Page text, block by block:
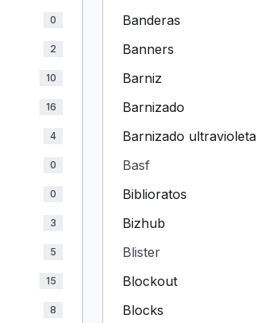
0
2
10
16
4
0
0
3
5
15
8
Banderas
Banners
Barniz
Barnizado
Barnizado ultravioleta
Basf
Biblioratos
Bizhub
Blister
Blockout
Blocks